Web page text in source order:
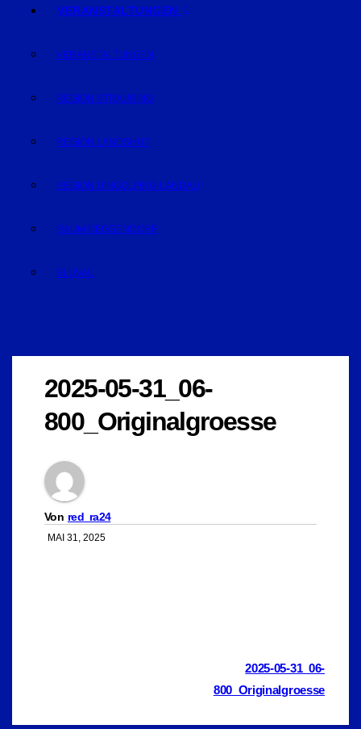
VERANSTALTUNGEN
VERANSTALTUNGEN
REGION STRAUBING
REGION LANDSHUT
REGION DINGOLFING-LANDAU
RAUM DEGGENDORF
BLUVAL
2025-05-31_06-
800_Originalgroesse
Von red_ra24
MAI 31, 2025
Beitragsnavigation2025-05-31_06-
800_Originalgroesse